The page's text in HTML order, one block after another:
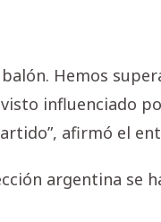
Hemos
influenciado
afirmó el
argentina